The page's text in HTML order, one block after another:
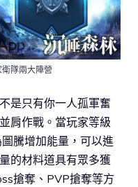
隊兩大陣營
是只有你一人孤軍奮
肩作戰。當玩家等級
騰增加能量，可以進
的材料道具有眾多獲
搶奪、PVP搶奪等方